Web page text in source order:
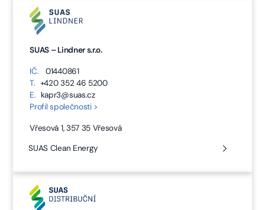
SUAS – Lindner s.r.o.
IČ.
01440861
T. +420 352 46 5200
E. kapr3@suas.cz
Profil společnosti >
Vřesová 1, 357 35 Vřesová
SUAS Clean Energy